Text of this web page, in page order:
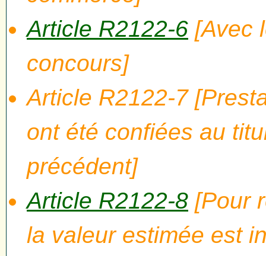
Article R2122-6 [Avec
concours]
Article R2122-7
ont été confiées au
précédent]
Article R2122-8 [Pour
la valeur estimée est